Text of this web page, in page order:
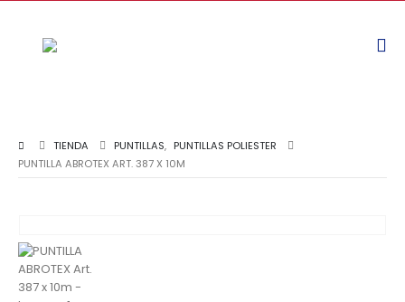
TIENDA PUNTILLAS, PUNTILLAS POLIESTER
PUNTILLA ABROTEX ART. 387 X 10M